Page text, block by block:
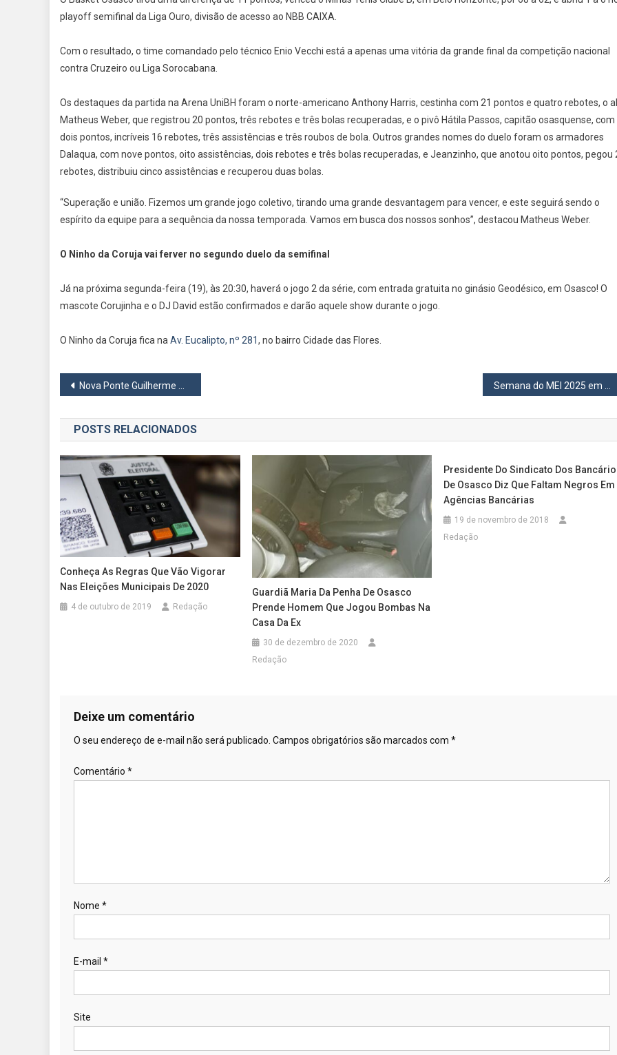
Faz
A
Semifinal
Segunda
(19)
O
Jogo
Em
playoff semifinal da Liga Ouro, divisão de acesso ao NBB CAIXA.
Com o resultado, o time comandado pelo técnico Enio Vecchi está a apenas uma vitória da grande final da competição nacional
contra Cruzeiro ou Liga Sorocabana.
Os destaques da partida na Arena UniBH foram o norte-americano Anthony Harris, cestinha com 21 pontos e quatro rebotes, o
Matheus Weber, que registrou 20 pontos, três rebotes e três bolas recuperadas, e o pivô Hátila Passos, capitão osasquense, com
dois pontos, incríveis 16 rebotes, três assistências e três roubos de bola. Outros grandes nomes do duelo foram os armadores
Dalaqua, com nove pontos, oito assistências, dois rebotes e três bolas recuperadas, e Jeanzinho, que anotou oito pontos, pegou
rebotes, distribuiu cinco assistências e recuperou duas bolas.
“Superação e união. Fizemos um grande jogo coletivo, tirando uma grande desvantagem para vencer, e este seguirá sendo o
espírito da equipe para a sequência da nossa temporada. Vamos em busca dos nossos sonhos”, destacou Matheus Weber.
O Ninho da Coruja vai ferver no segundo duelo da semifinal
Já na próxima segunda-feira (19), às 20:30, haverá o jogo 2 da série, com entrada gratuita no ginásio Geodésico, em Osasco! O
mascote Corujinha e o DJ David estão confirmados e darão aquele show durante o jogo.
O Ninho da Coruja fica na Av. Eucalipto, nº 281, no bairro Cidade das Flores.
Navegação
de
Post
Nova Ponte Guilherme de Almeida em Barueri avança e se destaca como marco da engenharia viária brasileira
POSTS RELACIONADOS
Conheça As Regras Que Vão Vigorar
Nas Eleições Municipais De 2020
4 de outubro de 2019 Redação
Guardiã Maria Da Penha De Osasco
Prende Homem Que Jogou Bombas Na
Casa Da Ex
30 de dezembro de 2020
Redação
Presidente Do Sindicato Dos
De Osasco Diz Que Faltam Negros Em
Agências Bancárias
19 de novembro de 2018
Redação
Deixe um comentário
O seu endereço de e-mail não será publicado. Campos obrigatórios são marcados com *
Comentário *
Nome *
E-mail *
Site